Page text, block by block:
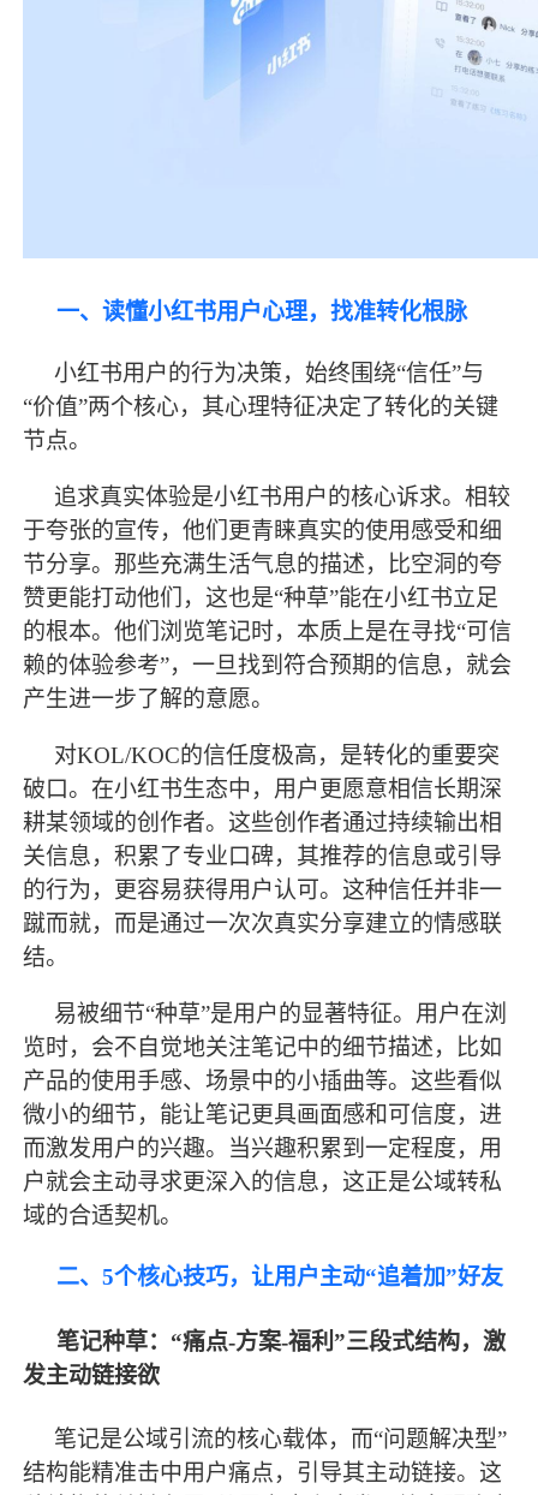
一、读懂小红书用户心理，找准转化根脉
小红书用户的行为决策，始终围绕“信任”与
“价值”两个核心，其心理特征决定了转化的关键
节点。
追求真实体验是小红书用户的核心诉求。相较
于夸张的宣传，他们更青睐真实的使用感受和细
节分享。那些充满生活气息的描述，比空洞的夸
赞更能打动他们，这也是“种草”能在小红书立足
的根本。他们浏览笔记时，本质上是在寻找“可信
赖的体验参考”，一旦找到符合预期的信息，就会
产生进一步了解的意愿。
对KOL/KOC的信任度极高，是转化的重要突
破口。在小红书生态中，用户更愿意相信长期深
耕某领域的创作者。这些创作者通过持续输出相
关信息，积累了专业口碑，其推荐的信息或引导
的行为，更容易获得用户认可。这种信任并非一
蹴而就，而是通过一次次真实分享建立的情感联
结。
易被细节“种草”是用户的显著特征。用户在浏
览时，会不自觉地关注笔记中的细节描述，比如
产品的使用手感、场景中的小插曲等。这些看似
微小的细节，能让笔记更具画面感和可信度，进
而激发用户的兴趣。当兴趣积累到一定程度，用
户就会主动寻求更深入的信息，这正是公域转私
域的合适契机。
二、5个核心技巧，让用户主动“追着加”好友
笔记种草： “痛点-方案-福利”三段式结构，激
发主动链接欲
笔记是公域引流的核心载体，而“问题解决型”
结构能精准击中用户痛点，引导其主动链接。这